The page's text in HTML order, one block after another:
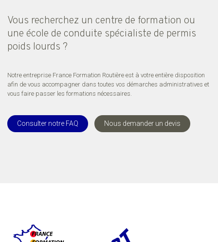
Vous recherchez un centre de formation ou
une école de conduite spécialiste de permis
poids lourds ?
Notre entreprise France Formation Routière est à votre entière disposition
afin de vous accompagner dans toutes vos démarches administratives et
vous faire passer les formations nécessaires.
Consulter notre FAQ Nous demander un devis